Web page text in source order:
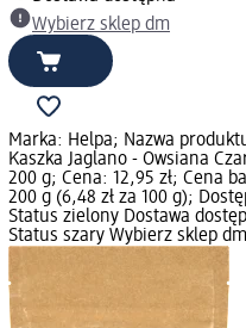
Wybierz sklep dm
Marka: Helpa; Nazwa
Kaszka Jaglano - Owsiana
200 g; Cena: 12,95 zł; Cena
200 g (6,48 zł za 100 g);
Status zielony Dostawa
Status szary Wybierz sklep dm